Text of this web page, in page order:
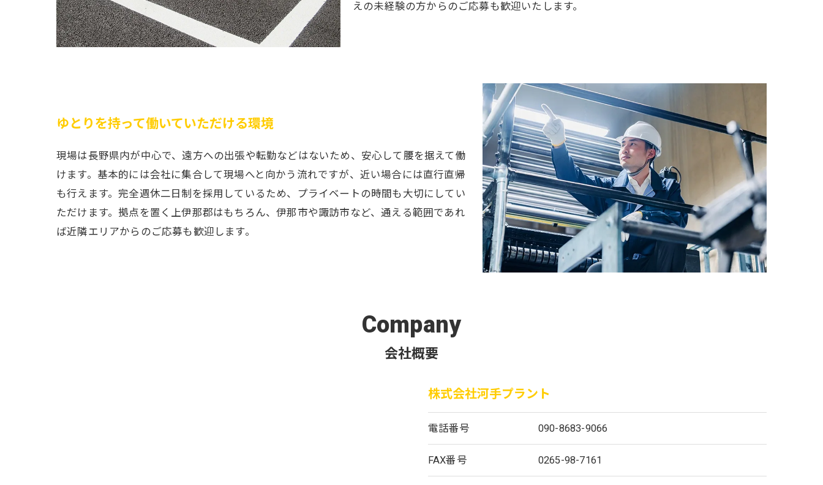
えの未経験の方からのご応募も歓迎いたします。
ゆとりを持って働いていただける環境
現場は長野県内が中心で、遠方への出張や転勤などはないため、安心して腰を据えて働
けます。基本的には会社に集合して現場へと向かう流れですが、近い場合には直行直帰
も行えます。完全週休二日制を採用しているため、プライベートの時間も大切にしてい
ただけます。拠点を置く上伊那郡はもちろん、伊那市や諏訪市など、通える範囲であれ
ば近隣エリアからのご応募も歓迎します。
会社概要
Company
株式会社河手プラント
電話番号 090-8683-9066
FAX番号 0265-98-7161